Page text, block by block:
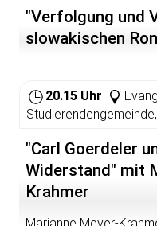
Welt in über 60
Hilfsorganisationen
arbeiten unter
gemacht, einige dieser
schwierigen und
die Freiwilligen und
von PMG, sowie das
Abend berichtet.
Die Referentin hat vier
2004) und dort das
"Verfolgung und
slowakischen
20.15 Uhr
"Carl Goerdeler
Widerstand" mit
Krahmer
Marianne Meyer-